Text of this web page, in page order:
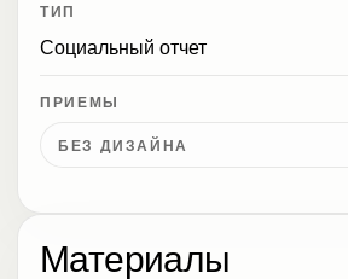
ТИП
Социальный отчет
ПРИЕМЫ
БЕЗ ДИЗАЙНА
Материалы